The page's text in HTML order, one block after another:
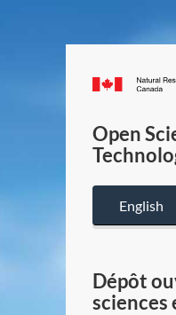
Open
English
Dépôt
sciences